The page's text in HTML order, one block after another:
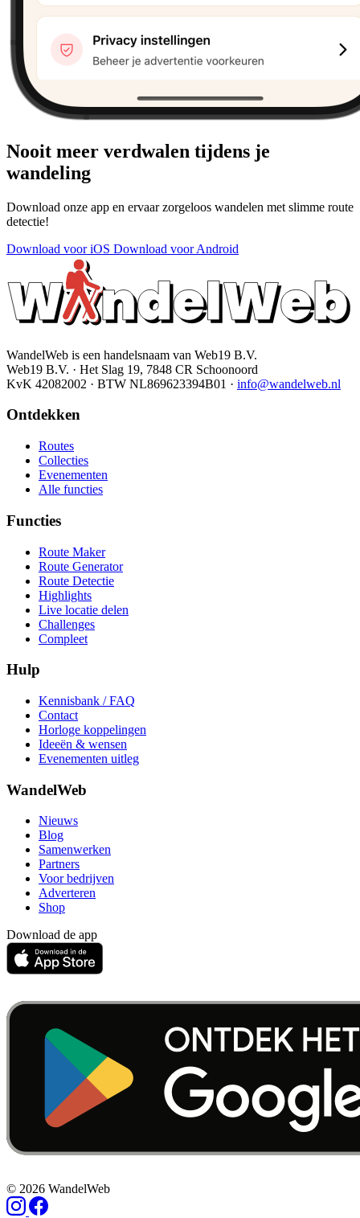
Nooit meer verdwalen tijdens je
wandeling
Download onze app en ervaar zorgeloos wandelen met slimme route
detectie!
Download voor iOS Download voor Android
WandelWeb is een handelsnaam van Web19 B.V.
Web19 B.V. · Het Slag 19, 7848 CR Schoonoord
KvK 42082002 · BTW NL869623394B01 · info@wandelweb.nl
Ontdekken
Routes
Collecties
Evenementen
Alle functies
Functies
Route Maker
Route Generator
Route Detectie
Highlights
Live locatie delen
Challenges
Compleet
Hulp
Kennisbank / FAQ
Contact
Horloge koppelingen
Ideeën & wensen
Evenementen uitleg
WandelWeb
Nieuws
Blog
Samenwerken
Partners
Voor bedrijven
Adverteren
Shop
Download de app
© 2026 WandelWeb